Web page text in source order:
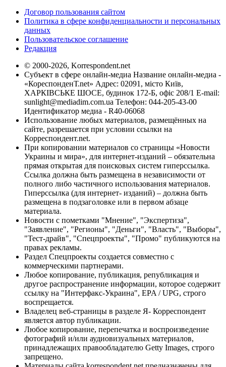
Договор пользования сайтом
Политика в сфере конфиденциальности и персональных
данных
Пользовательское соглашение
Редакция
© 2000-2026, Korrespondent.net
Субъект в сфере онлайн-медиа Название онлайн-медиа -
«КореспонденТ.net» Адрес: 02091, місто Київ,
ХАРКІВСЬКЕ ШОСЕ, будинок 172-Б, офіс 208/1 E-mail:
sunlight@mediadim.com.ua Телефон: 044-205-43-00
Идентификатор медиа - R40-06068
Использование любых материалов, размещённых на
сайте, разрешается при условии ссылки на
Корреспондент.net.
При копировании материалов со страницы «Новости
Украины и мира», для интернет-изданий – обязательна
прямая открытая для поисковых систем гиперссылка.
Ссылка должна быть размещена в независимости от
полного либо частичного использования материалов.
Гиперссылка (для интернет- изданий) – должна быть
размещена в подзаголовке или в первом абзаце
материала.
Новости с пометками "Мнение", "Экспертиза",
"Заявление", "Регионы", "Деньги", "Власть", "Выборы",
"Тест-драйв", "Спецпроекты", "Промо" публикуются на
правах рекламы.
Раздел Спецпроекты создается совместно с
коммерческими партнерами.
Любое копирование, публикация, републикация и
другое распространение информации, которое содержит
ссылку на "Интерфакс-Украина", EPA / UPG, строго
воспрещается.
Владелец веб-страницы в разделе Я- Корреспондент
является автор публикации.
Любое копирование, перепечатка и воспроизведение
фотографий и/или аудиовизуальных материалов,
принадлежащих правообладателю Getty Images, строго
запрещено.